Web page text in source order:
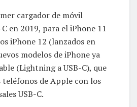
cargador de móvil
en 2019, para el iPhone 11
iPhone 12 (lanzados en
modelos de iPhone ya
(Lightning a USB-C), que
de Apple con los
USB-C.